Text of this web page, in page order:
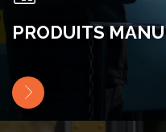
PRODUITS